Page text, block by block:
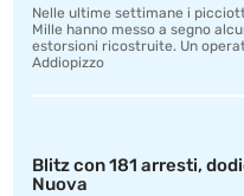
Nelle ultime settimane i
Mille hanno messo a segno
estorsioni ricostruite. Un
Addiopizzo
Blitz con 181 arresti,
Nuova